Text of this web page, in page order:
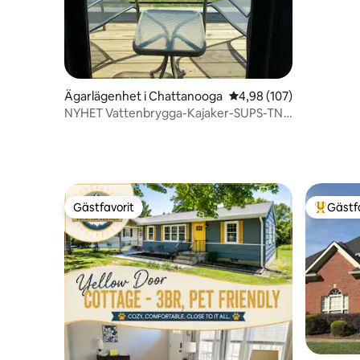
Ägarlägenhet i Chattanooga 4,98 av 5 i
4,98 (107)
NYHET Vattenbrygga-Kajaker-SUPS-TN
Gästfavorit
Gästfavorit Populär